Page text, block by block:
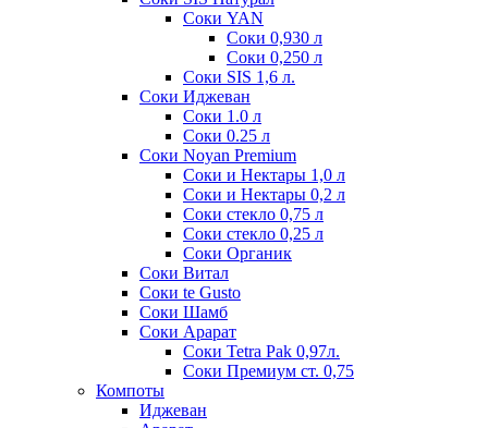
Соки YAN
Соки 0,930 л
Соки 0,250 л
Соки SIS 1,6 л.
Соки Иджеван
Соки 1.0 л
Соки 0.25 л
Соки Noyan Premium
Соки и Нектары 1,0 л
Соки и Нектары 0,2 л
Соки стекло 0,75 л
Соки стекло 0,25 л
Соки Органик
Соки Витал
Соки te Gusto
Соки Шамб
Соки Арарат
Соки Tetra Pak 0,97л.
Соки Премиум ст. 0,75
Компоты
Иджеван